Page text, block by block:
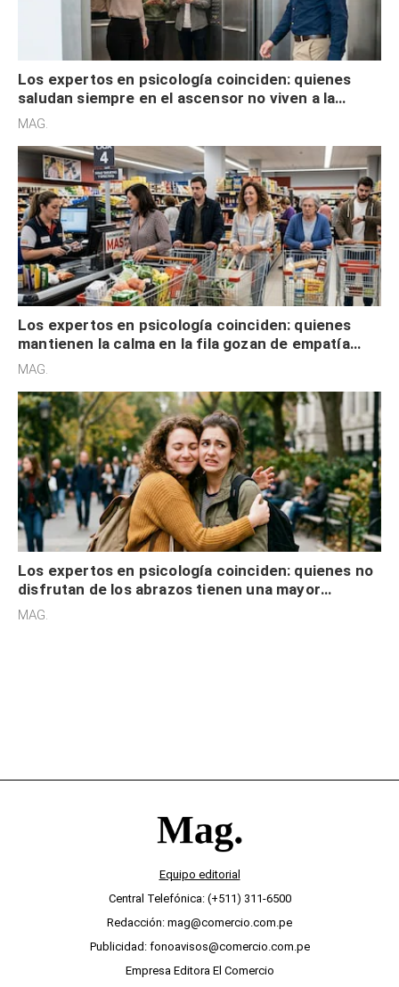
Los expertos en psicología coinciden: quienes
saludan siempre en el ascensor no viven a la
defensiva y tienen apertura social
MAG.
Los expertos en psicología coinciden: quienes
mantienen la calma en la fila gozan de empatía
cognitiva, gratitud y no solo tienen autocontrol
MAG.
Los expertos en psicología coinciden: quienes no
disfrutan de los abrazos tienen una mayor
sensibilidad a los estímulos físicos y no es por
MAG.
Equipo editorial
Central Telefónica: (+511) 311-6500
Redacción: mag@comercio.com.pe
Publicidad: fonoavisos@comercio.com.pe
Empresa Editora El Comercio